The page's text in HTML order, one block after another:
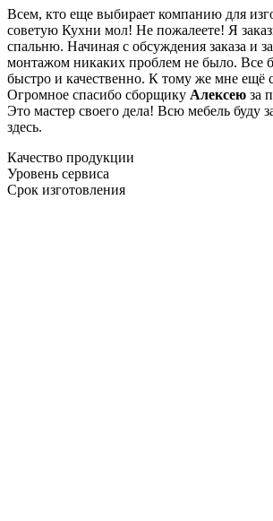
Всем, кто еще выбирает компанию для
советую Кухни мол! Не пожалеете! Я
спальню. Начиная с обсуждения заказа и
монтажом никаких проблем не было. Все
быстро и качественно. К тому же мне ещё
Огромное спасибо сборщику Алексею за
Это мастер своего дела! Всю мебель буду
здесь.
Качество продукции
Уровень сервиса
Срок изготовления